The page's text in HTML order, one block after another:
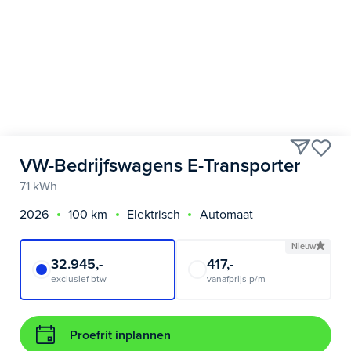
VW-Bedrijfswagens E-Transporter
71 kWh
2026
100 km Elektrisch Automaat
32.945,-
exclusief btw
Nieuw
417,-
vanafprijs p/m
Proefrit inplannen